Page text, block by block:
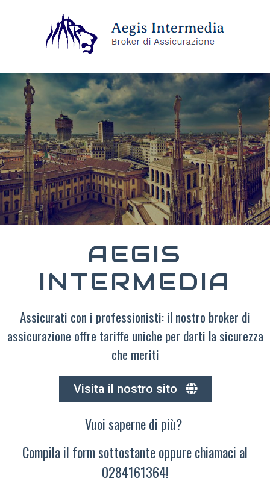
AEGIS
INTERMEDIA
Assicurati con i professionisti: il nostro broker di
assicurazione offre tariffe uniche per darti la sicurezza
che meriti
Visita il nostro sito
Vuoi saperne di più?
Compila il form sottostante oppure chiamaci al
0284161364!